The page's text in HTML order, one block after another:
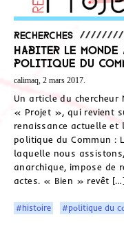
Recherches
Habiter le monde
politique du
calimaq, 2 mars 2017.
Un article du chercheur
« Projet », qui revient
renaissance actuelle et
politique du Commun :
laquelle nous
anarchique, impose de
actes. « Bien » revêt
#histoire #politique du